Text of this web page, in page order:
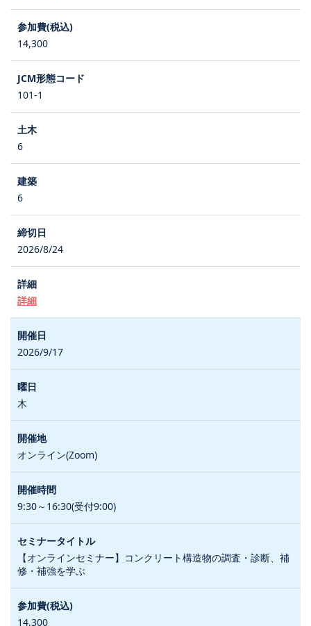
14,300
101-1
6
6
2026/8/24
詳細
2026/9/17
木
オンライン(Zoom)
9:30～16:30(受付9:00)
【オンラインセミナー】コンクリート構造物の調査・診断、補
修・補強を学ぶ
14,300